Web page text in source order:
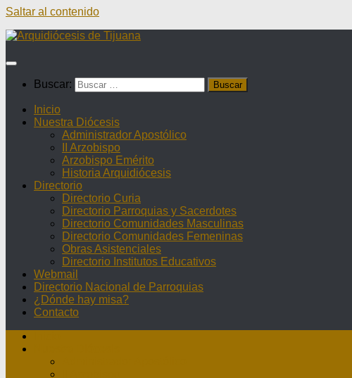
Saltar al contenido
Buscar:
Inicio
Nuestra Diócesis
Administrador Apostólico
II Arzobispo
Arzobispo Emérito
Historia Arquidiócesis
Directorio
Directorio Curia
Directorio Parroquias y Sacerdotes
Directorio Comunidades Masculinas
Directorio Comunidades Femeninas
Obras Asistenciales
Directorio Institutos Educativos
Webmail
Directorio Nacional de Parroquias
¿Dónde hay misa?
Contacto